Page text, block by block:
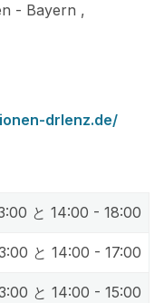
- Bayern ,
drlenz.de/
と 14:00 - 18:00
と 14:00 - 17:00
と 14:00 - 15:00